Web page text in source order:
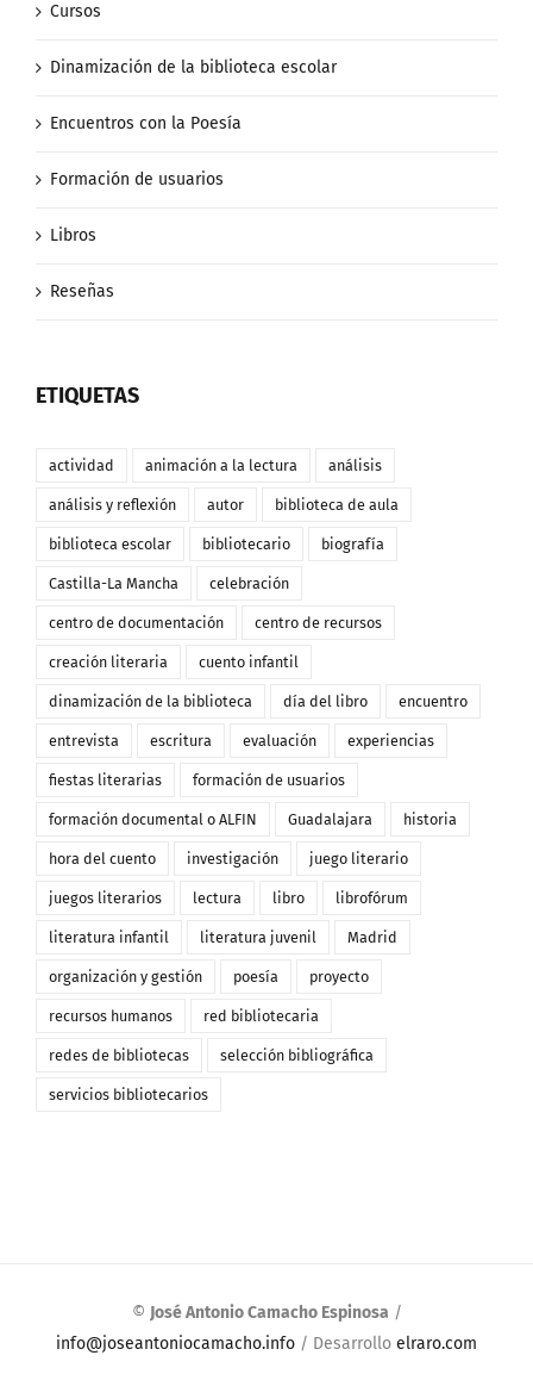
Cursos
Dinamización de la biblioteca escolar
Encuentros con la Poesía
Formación de usuarios
Libros
Reseñas
ETIQUETAS
actividad animación a la lectura análisis
análisis y reflexión autor biblioteca de aula
biblioteca escolar bibliotecario biografía
Castilla-La Mancha celebración
centro de documentación centro de recursos
creación literaria cuento infantil
dinamización de la biblioteca día del libro encuentro
entrevista escritura evaluación experiencias
fiestas literarias formación de usuarios
formación documental o ALFIN Guadalajara historia
hora del cuento investigación juego literario
juegos literarios lectura libro librofórum
literatura infantil literatura juvenil Madrid
organización y gestión poesía proyecto
recursos humanos red bibliotecaria
redes de bibliotecas selección bibliográfica
servicios bibliotecarios
© José Antonio Camacho Espinosa /
info@joseantoniocamacho.info / Desarrollo elraro.com